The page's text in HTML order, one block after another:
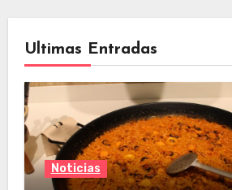
Ultimas Entradas
Noticias